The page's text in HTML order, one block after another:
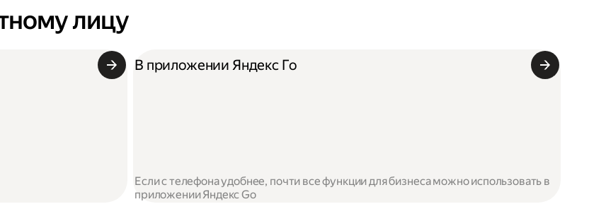
лицу
В приложении Яндекс Го
Если с телефона удобнее, почти все функции для бизнеса можно использовать в
приложении Яндекс Go